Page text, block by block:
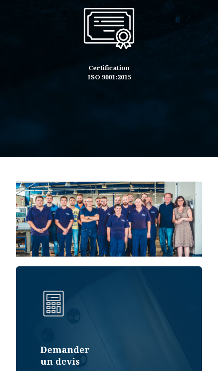
Certification
ISO 9001:2015
Demander
un devis